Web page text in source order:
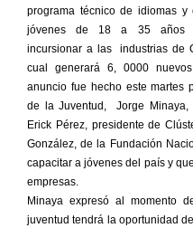
programa técnico de idiomas y
jóvenes de 18 a 35 años
incursionar a las industrias de
cual generará 6, 0000
anuncio fue hecho este martes
de la Juventud, Jorge Minaya,
Erick Pérez, presidente de
González, de la Fundación
capacitar a jóvenes del país y
empresas.
Minaya expresó al momento
juventud tendrá la oportunidad